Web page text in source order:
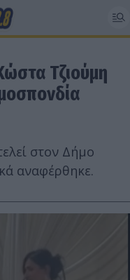
Τζιούμη
στον Δήμο
αναφέρθηκε.